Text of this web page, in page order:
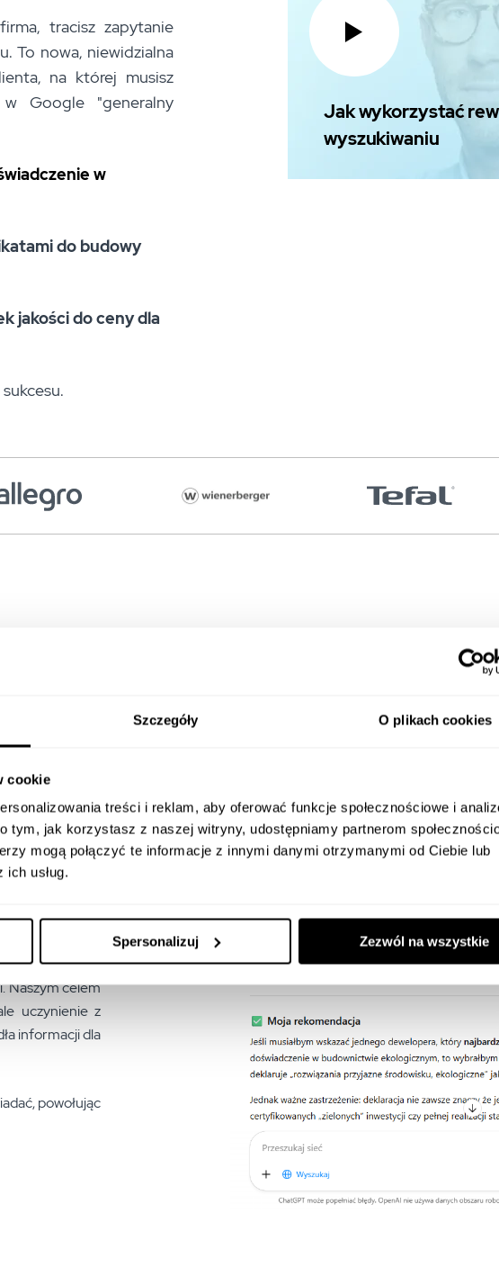
Szczegóły O plikach cookies
cookie
treści i reklam, aby oferować funkcje społecznościowe i
tym, jak korzystasz z naszej witryny, udostępniamy partnerom
mogą połączyć te informacje z innymi danymi otrzymanymi od Ciebie lub
usług.
Spersonalizuj Zezwól na wszystkie
tracisz zapytanie
To nowa, niewidzialna
na której musisz
Google "generalny
w
do budowy
jakości do ceny dla
Jak wykorzystać
wyszukiwaniu
generacji,
Naszym celem
uczynienie z
informacji dla
powołując